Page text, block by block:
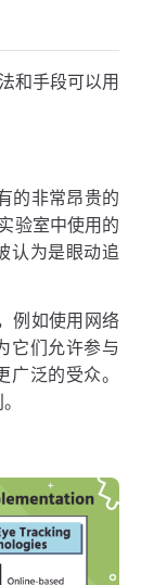
和手段可以用
的非常昂贵的
验室中使用的
认为是眼动追
例如使用网络
它们允许参与
泛的受众。